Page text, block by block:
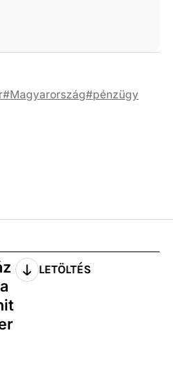
Magyarország pénzügy
LETÖLTÉS